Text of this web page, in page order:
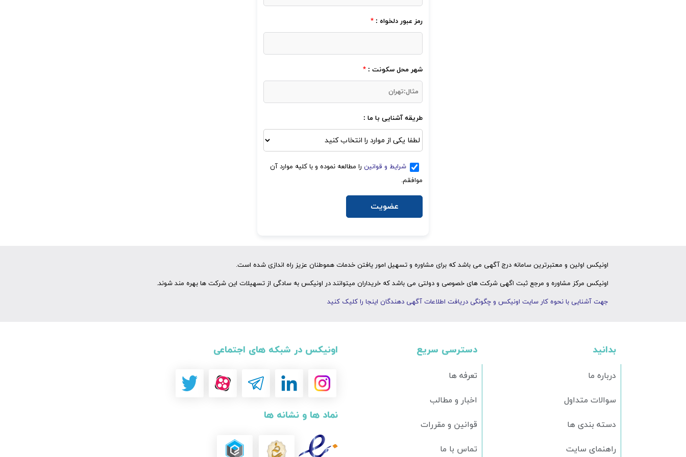
رمز عبور دلخواه : *
شهر محل سکونت : *
طریقه آشنایی با ما :
شرایط و قوانینرا مطالعه نموده و با کلیه موارد آن
موافقم.
اونیکس اولین و معتبرترین سامانه درج آگهی می باشد که برای مشاوره و تسهیل امور یافتن خدمات هموطنان عزیز راه اندازی شده است.
اونیکس مرکز مشاوره و مرجع ثبت اگهی شرکت های خصوصی و دولتی می باشد که خریداران میتوانند در اونیکس به سادگی از تسهیلات این شرکت ها بهره مند شوند.
جهت آشنایی با نحوه کار سایت اونیکس و چگونگی دریافت اطلاعات آگهی دهندگان اینجا را کلیک کنید
اونیکس در شبکه های اجتماعی
نماد ها و نشانه ها
دسترسی سریع
تعرفه ها
اخبار و مطالب
قوانین و مقررات
تماس با ما
بدانید
درباره ما
سوالات متداول
دسته بندی ها
راهنمای سایت